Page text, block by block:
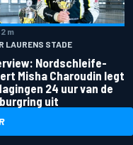
2 m
LAURENS STADE
Nordschleife-
Misha Charoudin legt
24 uur van de
uit